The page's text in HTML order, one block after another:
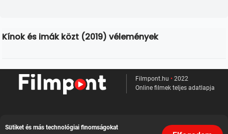
Kínok és imák közt (2019) vélemények
Filmpont.hu• 2022
Online filmek teljes adatlapja
Kapcsolat
Sütiket és más technológiai finomságokat